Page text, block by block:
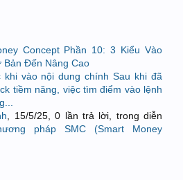
Concept Phần 10: 3 Kiểu Vào
Bản Đến Nâng Cao
vào nội dung chính Sau khi đã
tiềm năng, việc tìm điểm vào lệnh
15/5/25, 0 lần trả lời, trong diễn
pháp SMC (Smart Money